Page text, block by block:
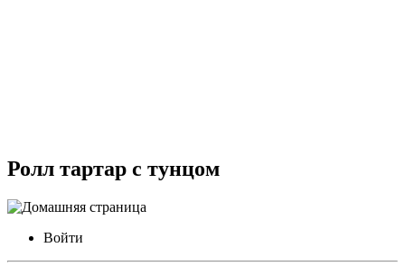
Ролл тартар с тунцом
Войти